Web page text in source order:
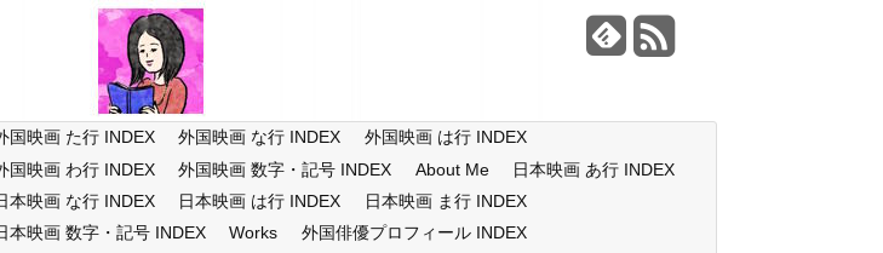
国映画 た行 INDEX 外国映画 な行 INDEX
外国映画 は行 INDEX
国映画 わ行 INDEX 外国映画 数字・記号 INDEX About Me
日本映画 あ行 INDEX
本映画 な行 INDEX 日本映画 は行 INDEX
日本映画 ま行 INDEX
本映画 数字・記号 INDEX Works
外国俳優プロフィール INDEX